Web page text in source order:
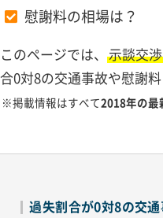
慰謝料の相場は？
このページでは、示談交
合0対8の交通事故や慰謝
※掲載情報はすべて2018年の最
過失割合が0対8の交